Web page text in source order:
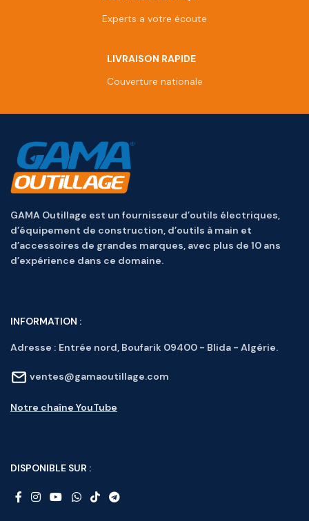
Experts a votre écoute
LIVRAISON RAPIDE
Couverture nationale
GAMA Outillage est un fournisseur d’outils électriques,
d’équipement de construction, d’outils à main et
d’accessoires de grandes marques, avec plus de 10 ans
d’expérience dans ce domaine.
INFORMATION :
Adresse : Entrée nord, Boufarik 09400 - Blida - Algérie.
ventes@gamaoutillage.com
Notre chaîne YouTube
DISPONIBLE SUR :